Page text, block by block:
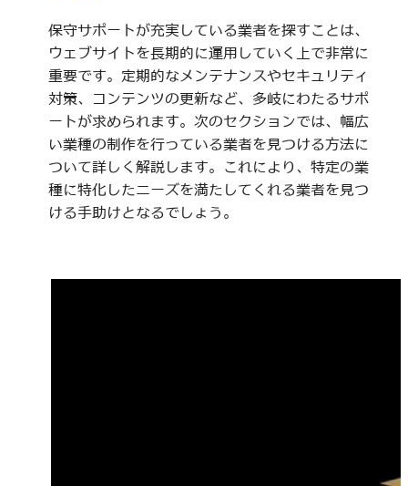
保守サポートが充実している業者を探すことは、
ウェブサイトを長期的に運用していく上で非常に
重要です。定期的なメンテナンスやセキュリティ
対策、コンテンツの更新など、多岐にわたるサポ
ートが求められます。次のセクションでは、幅広
い業種の制作を行っている業者を見つける方法に
ついて詳しく解説します。これにより、特定の業
種に特化したニーズを満たしてくれる業者を見つ
ける手助けとなるでしょう。